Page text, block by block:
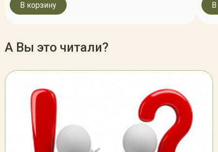
В корзину
А Вы это читали?